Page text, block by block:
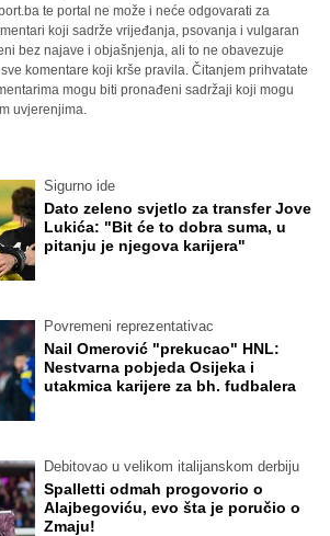
te portal ne može i neće odgovarati za
koji sadrže vrijeđanja, psovanja i vulgaran
bez najave i objašnjenja, ali to ne obavezuje
komentare koji krše pravila. Čitanjem prihvatate
mogu biti pronađeni sadržaji koji mogu
uvjerenjima.
Sigurno ide
Dato zeleno svjetlo za transfer Jove
Lukića: "Bit će to dobra suma, u
pitanju je njegova karijera"
Povremeni reprezentativac
Nail Omerović "prekucao" HNL:
Nestvarna pobjeda Osijeka i
utakmica karijere za bh. fudbalera
Debitovao u velikom italijanskom derbiju
Spalletti odmah progovorio o
Alajbegoviću, evo šta je poručio o
Zmaju!